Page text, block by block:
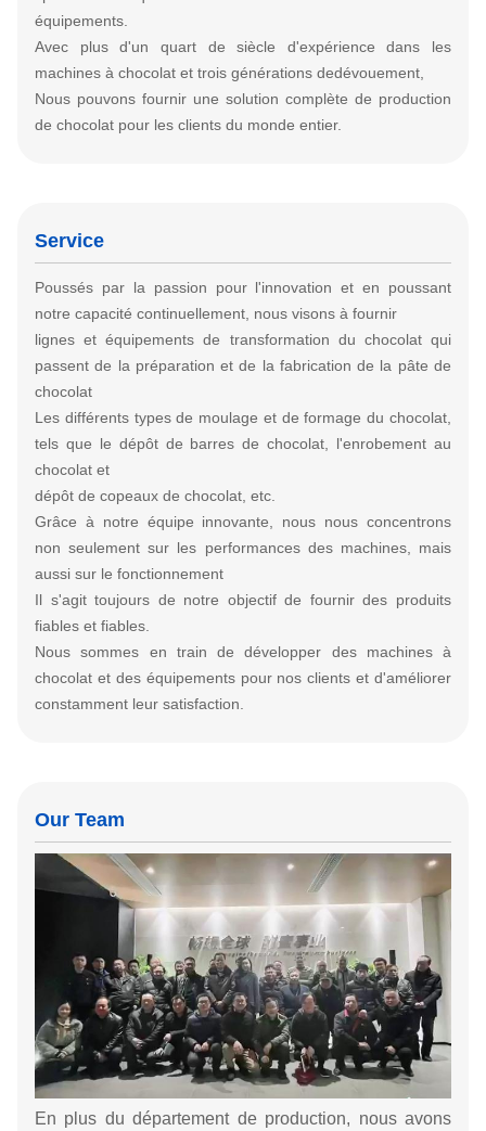
équipements.
Avec plus d'un quart de siècle d'expérience dans les
machines à chocolat et trois générations dedévouement,
Nous pouvons fournir une solution complète de production
de chocolat pour les clients du monde entier.
Service
Poussés par la passion pour l'innovation et en poussant
notre capacité continuellement, nous visons à fournir
lignes et équipements de transformation du chocolat qui
passent de la préparation et de la fabrication de la pâte de
chocolat
Les différents types de moulage et de formage du chocolat,
tels que le dépôt de barres de chocolat, l'enrobement au
chocolat et
dépôt de copeaux de chocolat, etc.
Grâce à notre équipe innovante, nous nous concentrons
non seulement sur les performances des machines, mais
aussi sur le fonctionnement
Il s'agit toujours de notre objectif de fournir des produits
fiables et fiables.
Nous sommes en train de développer des machines à
chocolat et des équipements pour nos clients et d'améliorer
constamment leur satisfaction.
Our Team
En plus du département de production, nous avons